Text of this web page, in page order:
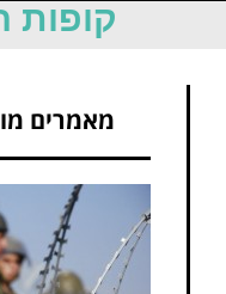
קופות
מאמרים